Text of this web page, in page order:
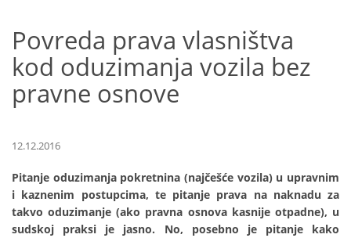
Povreda prava vlasništva
kod oduzimanja vozila bez
pravne osnove
12.12.2016
Pitanje oduzimanja pokretnina (najčešće vozila) u upravnim
i kaznenim postupcima, te pitanje prava na naknadu za
takvo oduzimanje (ako pravna osnova kasnije otpadne), u
sudskoj praksi je jasno. No, posebno je pitanje kako